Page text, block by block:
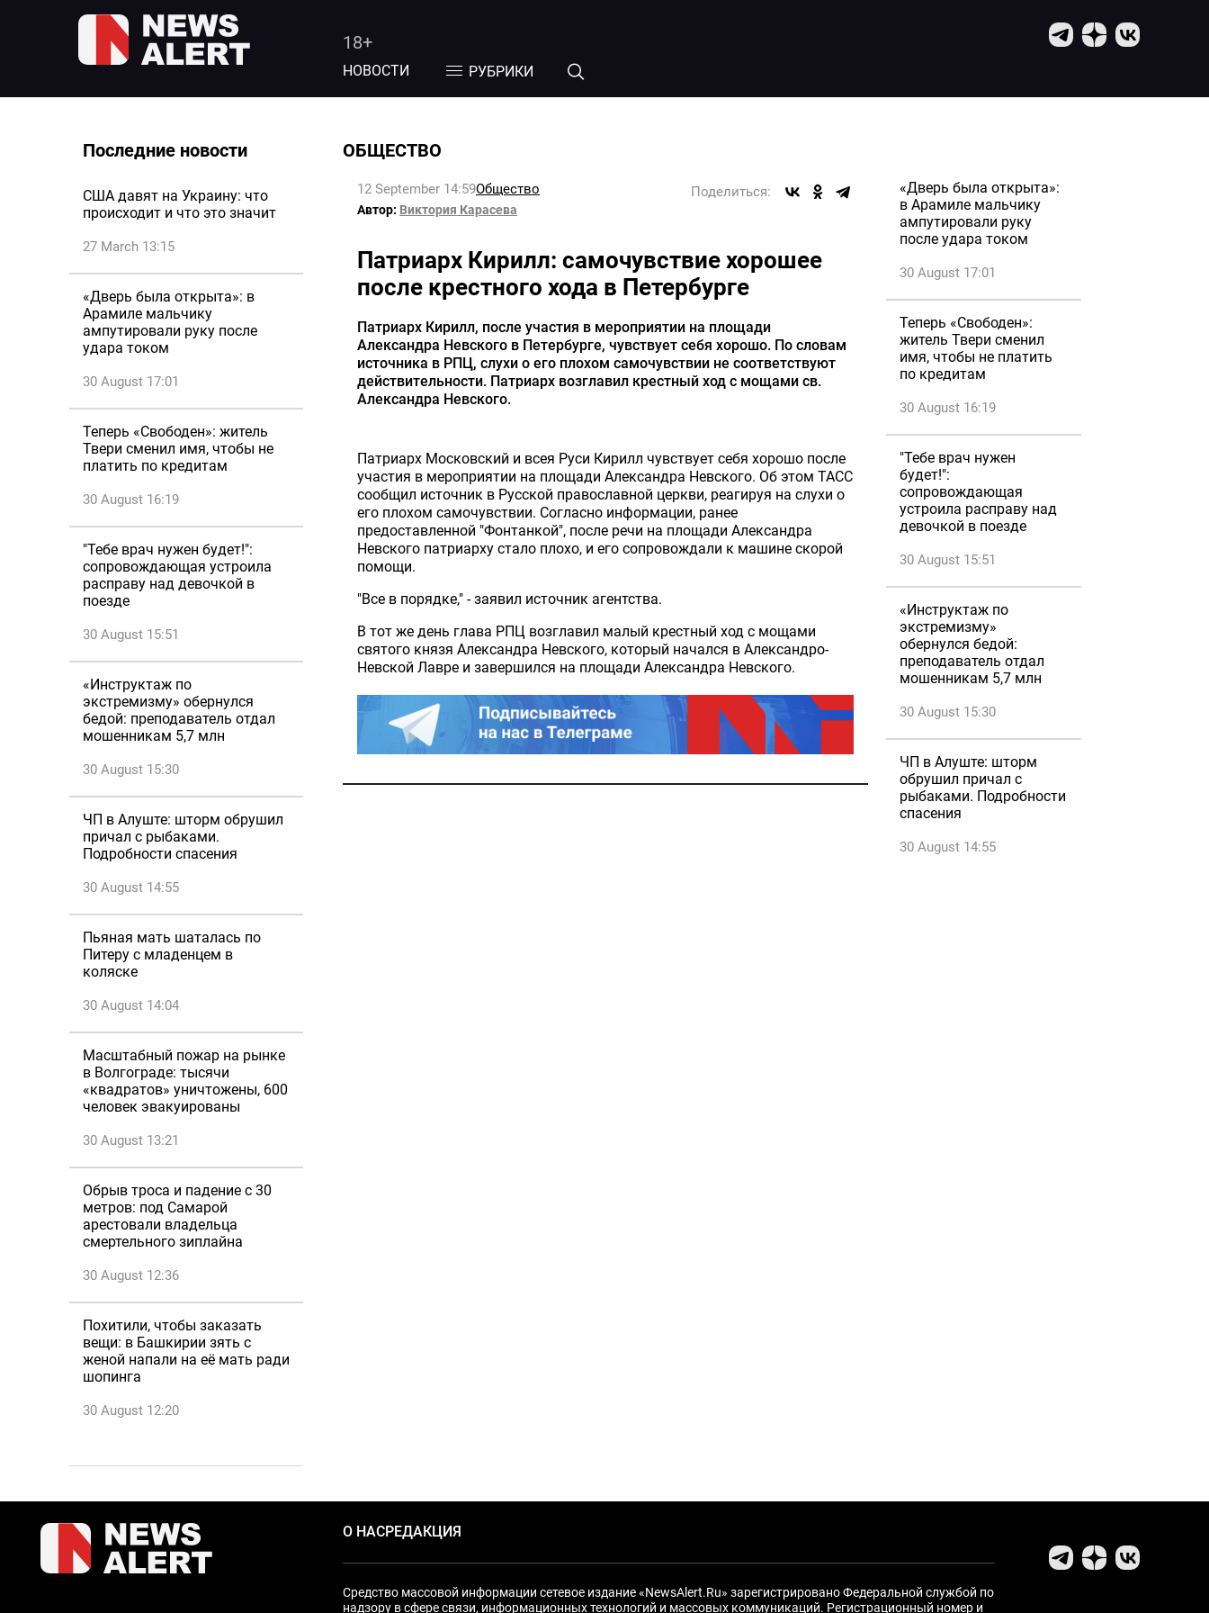
18+
НОВОСТИ РУБРИКИ
Последние новости
США давят на Украину: что
происходит и что это значит
27 March 13:15
«Дверь была открыта»: в
Арамиле мальчику
ампутировали руку после
удара током
30 August 17:01
Теперь «Свободен»: житель
Твери сменил имя, чтобы не
платить по кредитам
30 August 16:19
"Тебе врач нужен будет!":
сопровождающая устроила
расправу над девочкой в
поезде
30 August 15:51
«Инструктаж по
экстремизму» обернулся
бедой: преподаватель отдал
мошенникам 5,7 млн
30 August 15:30
ЧП в Алуште: шторм обрушил
причал с рыбаками.
Подробности спасения
30 August 14:55
Пьяная мать шаталась по
Питеру с младенцем в
коляске
30 August 14:04
Масштабный пожар на рынке
в Волгограде: тысячи
«квадратов» уничтожены, 600
человек эвакуированы
30 August 13:21
Обрыв троса и падение с 30
метров: под Самарой
арестовали владельца
смертельного зиплайна
30 August 12:36
Похитили, чтобы заказать
вещи: в Башкирии зять с
женой напали на её мать ради
шопинга
30 August 12:20
ОБЩЕСТВО
12 September 14:59Общество Поделиться:
Автор: Виктория Карасева
Патриарх Кирилл: самочувствие хорошее
после крестного хода в Петербурге
Патриарх Кирилл, после участия в мероприятии на площади
Александра Невского в Петербурге, чувствует себя хорошо. По словам
источника в РПЦ, слухи о его плохом самочувствии не соответствуют
действительности. Патриарх возглавил крестный ход с мощами св.
Александра Невского.
Патриарх Московский и всея Руси Кирилл чувствует себя хорошо после
участия в мероприятии на площади Александра Невского. Об этом ТАСС
сообщил источник в Русской православной церкви, реагируя на слухи о
его плохом самочувствии. Согласно информации, ранее
предоставленной "Фонтанкой", после речи на площади Александра
Невского патриарху стало плохо, и его сопровождали к машине скорой
помощи.
"Все в порядке," - заявил источник агентства.
В тот же день глава РПЦ возглавил малый крестный ход с мощами
святого князя Александра Невского, который начался в Александро-
Невской Лавре и завершился на площади Александра Невского.
«Дверь была открыта»:
в Арамиле мальчику
ампутировали руку
после удара током
30 August 17:01
Теперь «Свободен»:
житель Твери сменил
имя, чтобы не платить
по кредитам
30 August 16:19
"Тебе врач нужен
будет!":
сопровождающая
устроила расправу над
девочкой в поезде
30 August 15:51
«Инструктаж по
экстремизму»
обернулся бедой:
преподаватель отдал
мошенникам 5,7 млн
30 August 15:30
ЧП в Алуште: шторм
обрушил причал с
рыбаками. Подробности
спасения
30 August 14:55
О НАСРЕДАКЦИЯ
Средство массовой информации сетевое издание «NewsAlert.Ru» зарегистрировано Федеральной службой по
надзору в сфере связи, информационных технологий и массовых коммуникаций. Регистрационный номер и